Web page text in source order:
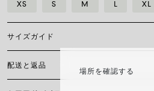
場所を確認する
XS S M L XL
サイズガイド
Flex’itブレスレットは特許を取得したフ
トゴールドのみで作られており、伸縮自
ん。 正しいサイズを見つけるには、手
配送と返品